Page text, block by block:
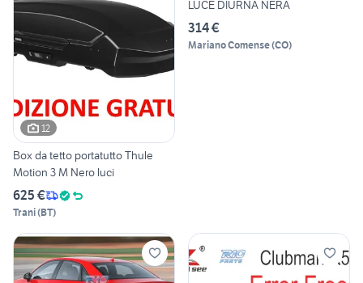
12
Box da tetto portatutto Thule
Motion 3 M Nero luci
625 €
Trani(BT)
LUCE DIURNA NERA
314 €
Mariano Comense(CO)